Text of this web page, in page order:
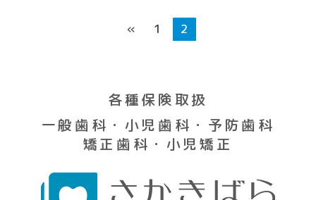
« 1 2
各種保険取扱
一般歯科・小児歯科・予防歯科
矯正歯科・小児矯正